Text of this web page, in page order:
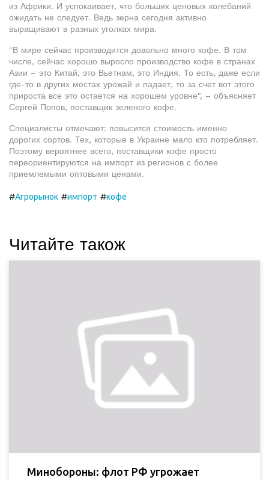
из Африки. И успокаивает, что больших ценовых колебаний
ожидать не следует. Ведь зерна сегодня активно
выращивают в разных уголках мира.
"В мире сейчас производится довольно много кофе. В том
числе, сейчас хорошо выросло производство кофе в странах
Азии – это Китай, это Вьетнам, это Индия. То есть, даже если
где-то в других местах урожай и падает, то за счет вот этого
прироста все это остается на хорошем уровне", – объясняет
Сергей Попов, поставщик зеленого кофе.
Специалисты отмечают: повысится стоимость именно
дорогих сортов. Тех, которые в Украине мало кто потребляет.
Поэтому вероятнее всего, поставщики кофе просто
переориентируются на импорт из регионов с более
приемлемыми оптовыми ценами.
#Агрорынок #импорт #кофе
Читайте також
Минобороны: флот РФ угрожает